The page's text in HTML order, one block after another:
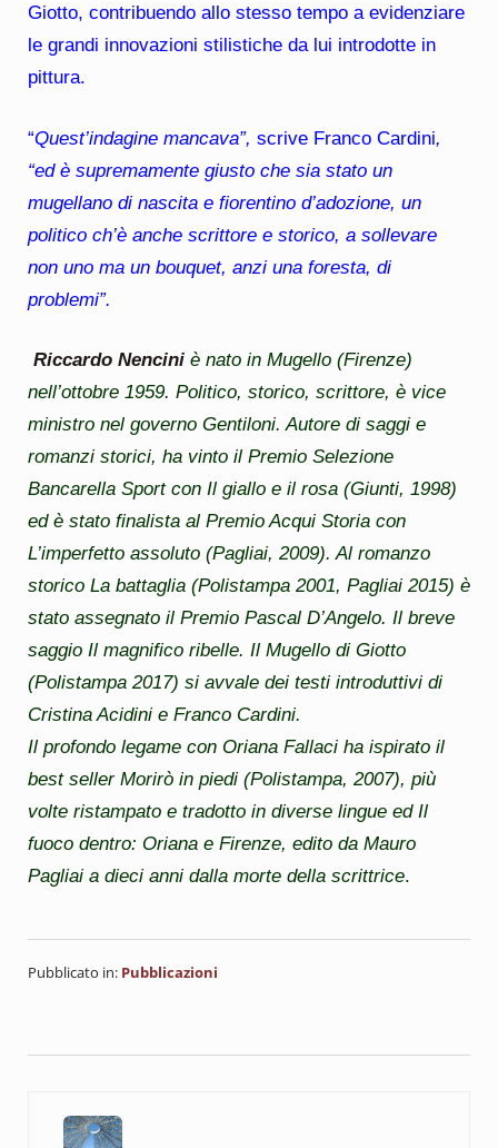
Giotto, contribuendo allo stesso tempo a evidenziare
le grandi innovazioni stilistiche da lui introdotte in
pittura.
“Quest’indagine mancava”, scrive Franco Cardini,
“ed è supremamente giusto che sia stato un
mugellano di nascita e fiorentino d’adozione, un
politico ch’è anche scrittore e storico, a sollevare
non uno ma un bouquet, anzi una foresta, di
problemi”.
Riccardo Nencini è nato in Mugello (Firenze)
nell’ottobre 1959. Politico, storico, scrittore, è vice
ministro nel governo Gentiloni. Autore di saggi e
romanzi storici, ha vinto il Premio Selezione
Bancarella Sport con Il giallo e il rosa(Giunti, 1998)
ed è stato finalista al Premio Acqui Storia con
L’imperfetto assoluto(Pagliai, 2009). Al romanzo
storico La battaglia(Polistampa 2001, Pagliai 2015) è
stato assegnato il Premio Pascal D’Angelo. Il breve
saggio Il magnifico ribelle. Il Mugello di Giotto
(Polistampa 2017) si avvale dei testi introduttivi di
Cristina Acidini e Franco Cardini.
Il profondo legame con Oriana Fallaci ha ispirato il
best seller Morirò in piedi(Polistampa, 2007), più
volte ristampato e tradotto in diverse lingue ed Il
fuoco dentro: Oriana e Firenze, edito da Mauro
Pagliai a dieci anni dalla morte della scrittrice.
Pubblicato in: Pubblicazioni